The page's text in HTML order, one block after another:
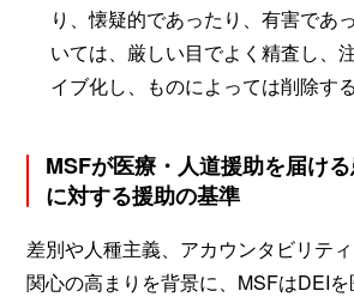
り、懐疑的であったり、有害であ
いては、厳しい目でよく精査し、
イブ化し、ものによっては削除する
MSFが医療・人道援助を届け
に対する援助の基準
差別や人種主義、アカウンタビリテ
関心の高まりを背景に、MSFはDEI